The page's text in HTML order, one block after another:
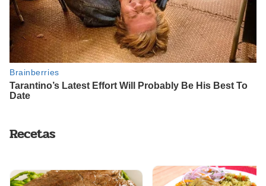
Recetas